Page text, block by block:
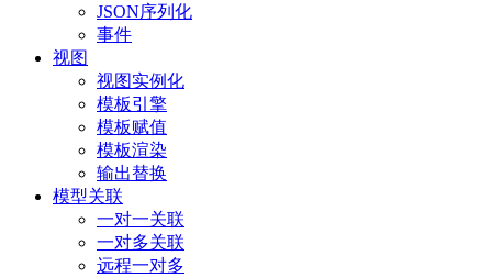
JSON序列化
事件
视图
视图实例化
模板引擎
模板赋值
模板渲染
输出替换
模型关联
一对一关联
一对多关联
远程一对多